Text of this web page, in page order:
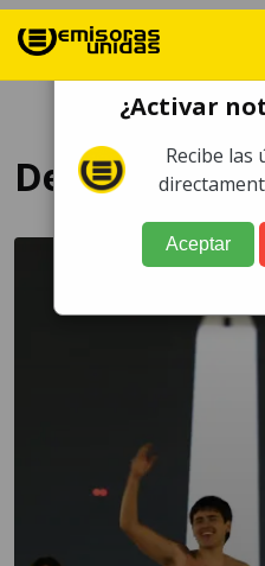
Detenidos
¿Activar
Recibe las
Aceptar